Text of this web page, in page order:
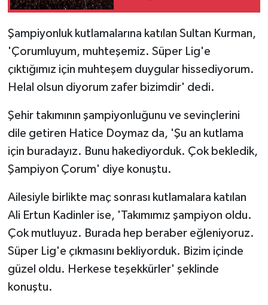
Şampiyonluk kutlamalarına katılan Sultan Kurman,
'Çorumluyum, muhteşemiz. Süper Lig'e
çıktığımız için muhteşem duygular hissediyorum.
Helal olsun diyorum zafer bizimdir' dedi.
Şehir takımının şampiyonluğunu ve sevinçlerini
dile getiren Hatice Doymaz da, 'Şu an kutlama
için buradayız. Bunu hakediyorduk. Çok bekledik,
Şampiyon Çorum' diye konuştu.
Ailesiyle birlikte maç sonrası kutlamalara katılan
Ali Ertun Kadinler ise, 'Takımımız şampiyon oldu.
Çok mutluyuz. Burada hep beraber eğleniyoruz.
Süper Lig'e çıkmasını bekliyorduk. Bizim içinde
güzel oldu. Herkese teşekkürler' şeklinde
konuştu.